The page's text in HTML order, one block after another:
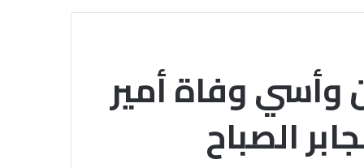
وأسي وفاة أمير
الصباح